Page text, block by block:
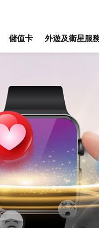
儲值卡 外遊及衛星服